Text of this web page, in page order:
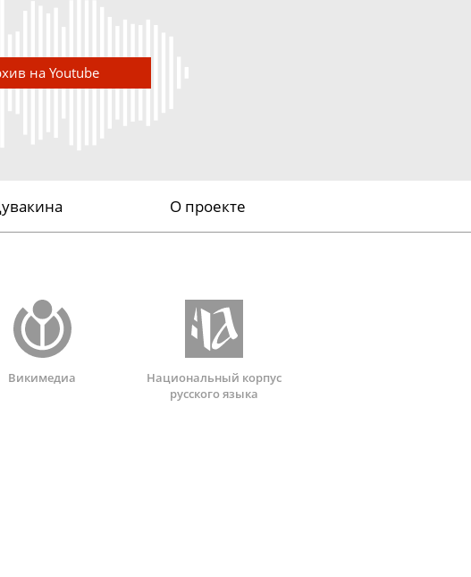
на Youtube
О проекте
Викимедиа
Национальный корпус
русского языка